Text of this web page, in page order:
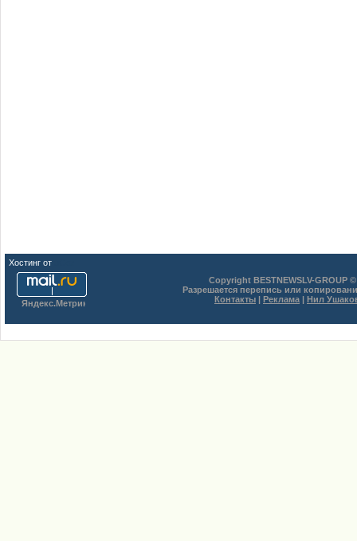
Хостинг от
Copyright BESTNEWSLV-GROUP
Разрешается перепись или
Контакты | Реклама | Нил